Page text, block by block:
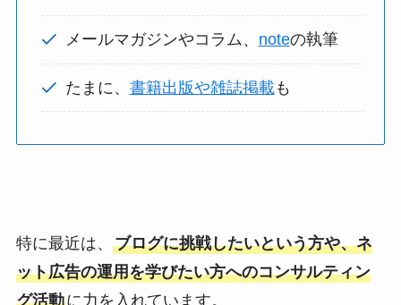
メールマガジンやコラム、 noteの執筆
たまに、 書籍出版や雑誌掲載も
特に最近は、 ブログに挑戦したいという方や、ネ
ット広告の運用を学びたい方へのコンサルティン
グ活動に力を入れています。